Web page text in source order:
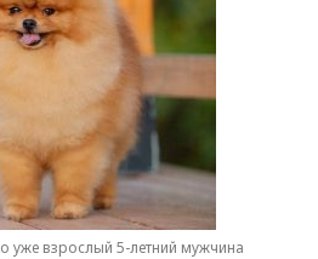
уже взрослый 5-летний мужчина